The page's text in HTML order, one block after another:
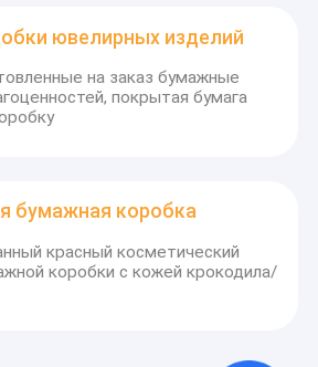
ювелирных изделий
на заказ бумажные
покрытая бумага
бумажная коробка
красный косметический
коробки с кожей крокодила/